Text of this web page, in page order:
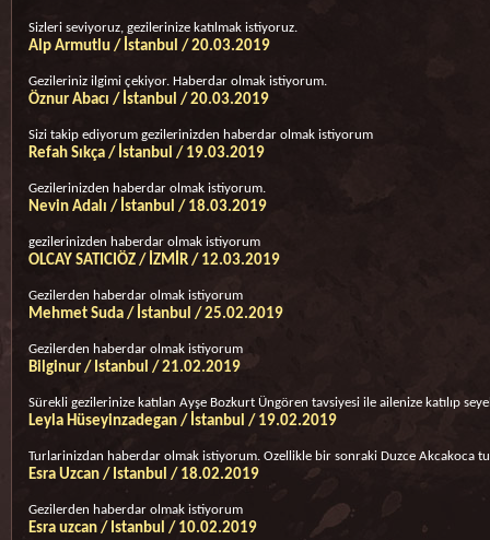
Sizleri seviyoruz, gezilerinize katılmak istiyoruz.
Alp Armutlu / İstanbul / 20.03.2019
Gezileriniz ilgimi çekiyor. Haberdar olmak istiyorum.
Öznur Abacı / İstanbul / 20.03.2019
Sizi takip ediyorum gezilerinizden haberdar olmak istiyorum
Refah Sıkça / İstanbul / 19.03.2019
Gezilerinizden haberdar olmak istiyorum.
Nevin Adalı / İstanbul / 18.03.2019
gezilerinizden haberdar olmak istiyorum
OLCAY SATICIÖZ / İZMİR / 12.03.2019
Gezilerden haberdar olmak istiyorum
Mehmet Suda / İstanbul / 25.02.2019
Gezilerden haberdar olmak istiyorum
Bilginur / Istanbul / 21.02.2019
Sürekli gezilerinize katılan Ayşe Bozkurt Üngören tavsiyesi ile ailenize katılıp
Leyla Hüseyinzadegan / İstanbul / 19.02.2019
Turlarinizdan haberdar olmak istiyorum. Ozellikle bir sonraki Duzce Akcakoca
Esra Uzcan / Istanbul / 18.02.2019
Gezilerden haberdar olmak istiyorum
Esra uzcan / Istanbul / 10.02.2019